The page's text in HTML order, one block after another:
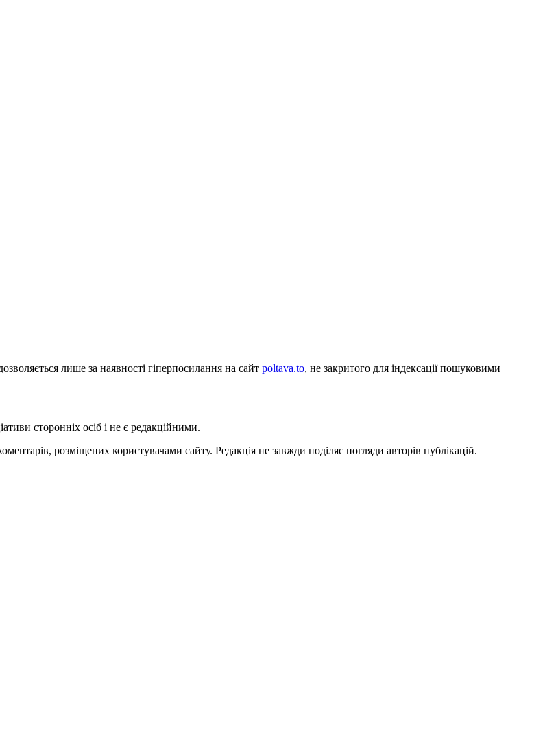
лише за наявності гіперпосилання на сайт poltava.to, не закритого для індексації пошуковими
сторонніх осіб і не є редакційними.
розміщених користувачами сайту. Редакція не завжди поділяє погляди авторів публікацій.